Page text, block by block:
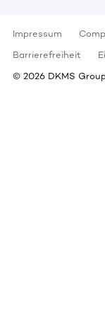
Impressum
Barrierefreiheit
© 2026 DKMS